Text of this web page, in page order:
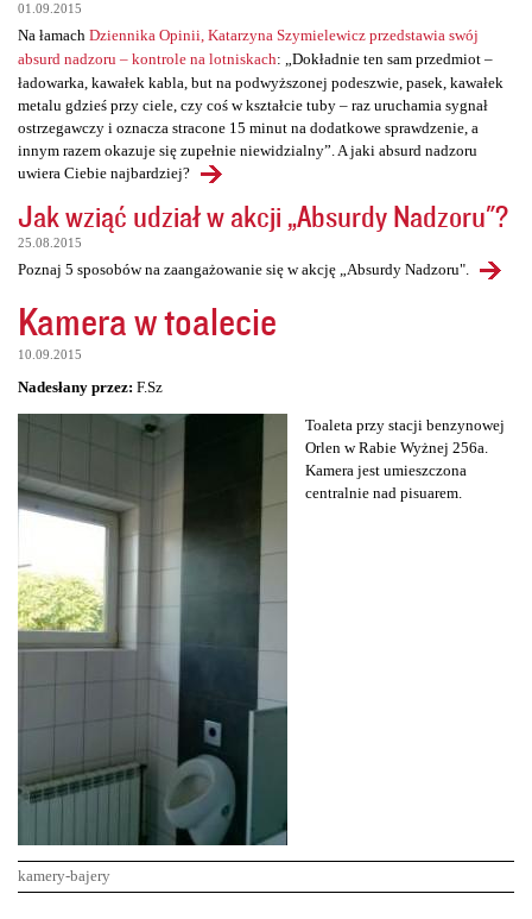
01.09.2015
Na łamach Dziennika Opinii, Katarzyna Szymielewicz przedstawia swój
absurd nadzoru – kontrole na lotniskach: „Dokładnie ten sam przedmiot –
ładowarka, kawałek kabla, but na podwyższonej podeszwie, pasek, kawałek
metalu gdzieś przy ciele, czy coś w kształcie tuby – raz uruchamia sygnał
ostrzegawczy i oznacza stracone 15 minut na dodatkowe sprawdzenie, a
innym razem okazuje się zupełnie niewidzialny”. A jaki absurd nadzoru
uwiera Ciebie najbardziej?
Jak wziąć udział w akcji „Absurdy Nadzoru"?
25.08.2015
Poznaj 5 sposobów na zaangażowanie się w akcję „Absurdy Nadzoru".
Kamera w toalecie
10.09.2015
Nadesłany przez: F.Sz
Toaleta przy stacji benzynowej
Orlen w Rabie Wyżnej 256a.
Kamera jest umieszczona
centralnie nad pisuarem.
kamery-bajery